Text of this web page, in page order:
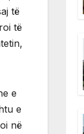
të
të
e
e
në